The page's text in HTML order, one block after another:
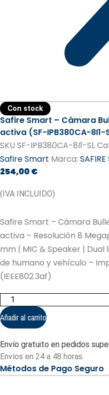
Con stock
Safire Smart – Cámara
activa (SF-IPB380CA-8I1-
SKU SF-IPB380CA-8I1-SL
Safire Smart Marca:
254,00€
(IVA INCLUIDO)
Safire Smart – Cámara
activa – Resolución 8
mm | MIC & Speaker |
de humano y vehículo –
(IEEE802.3af)
Safire
Smart
-
Cámara
Bullet
gama
I1
con
Disuasión
activa
Añadir al carrito
Envío gratuito en pedidos
Envíos en 24 a 48 horas.
Métodos de Pago Seguro